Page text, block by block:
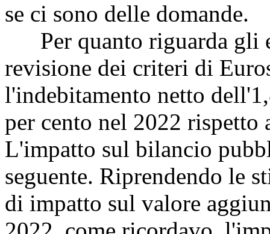
se ci sono delle domande.
Per quanto riguarda gli
revisione dei criteri di
l'indebitamento netto
per cento nel 2022
L'impatto sul bilancio
seguente. Riprendendo le
di impatto sul valore